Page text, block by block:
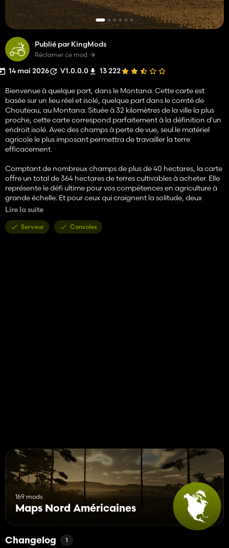
Publié par KingMods
Réclamer ce mod
14 mai 2026 V1.0.0.0 13 222
Bienvenue à quelque part, dans le Montana. Cette carte est
basée sur un lieu réel et isolé, quelque part dans le comté de
Chouteau, au Montana. Située à 32 kilomètres de la ville la plus
proche, cette carte correspond parfaitement à la définition d'un
endroit isolé. Avec des champs à perte de vue, seul le matériel
agricole le plus imposant permettra de travailler la terre
efficacement.
Comptant de nombreux champs de plus de 40 hectares, la carte
offre un total de 364 hectares de terres cultivables à acheter. Elle
représente le défi ultime pour vos compétences en agriculture à
grande échelle. Et pour ceux qui craignent la solitude, deux
fermes sont déjà aménagées sur les parcelles 12 et 13. Vous
vastes pâturages pour vos animaux. De nombreux points de
vente sont répartis sur la carte, et un entrepôt est inclus pour
Lire la suite
Serveur Consoles
169 mods
Maps Nord Américaines
Changelog 1